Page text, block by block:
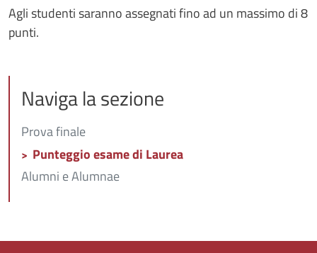
Agli studenti saranno assegnati fino ad un massimo di8
punti.
Naviga la sezione
Prova finale
Punteggio esame di Laurea
Alumni e Alumnae